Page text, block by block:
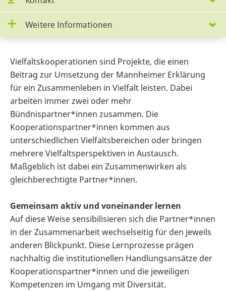
Weitere Informationen
Vielfaltskooperationen sind Projekte, die einen
Beitrag zur Umsetzung der Mannheimer Erklärung
für ein Zusammenleben in Vielfalt leisten. Dabei
arbeiten immer zwei oder mehr
Bündnispartner*innen zusammen. Die
Kooperationspartner*innen kommen aus
unterschiedlichen Vielfaltsbereichen oder bringen
mehrere Vielfaltsperspektiven in Austausch.
Maßgeblich ist dabei ein Zusammenwirken als
gleichberechtigte Partner*innen.
Gemeinsam aktiv und voneinander lernen
Auf diese Weise sensibilisieren sich die Partner*innen
in der Zusammenarbeit wechselseitig für den jeweils
anderen Blickpunkt. Diese Lernprozesse prägen
nachhaltig die institutionellen Handlungsansätze der
Kooperationspartner*innen und die jeweiligen
Kompetenzen im Umgang mit Diversität.